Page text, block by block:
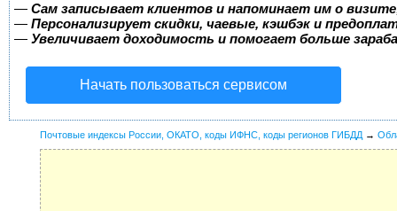
— Сам записывает клиентов и напоминает им о
— Персонализирует скидки, чаевые, кэшбэк и
— Увеличивает доходимость и помогает больше
Начать пользоваться сервисом
Почтовые индексы России, ОКАТО, коды ИФНС, коды регионов ГИБДД →